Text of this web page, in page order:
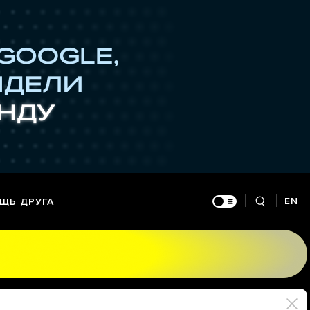
ДРУГА EN